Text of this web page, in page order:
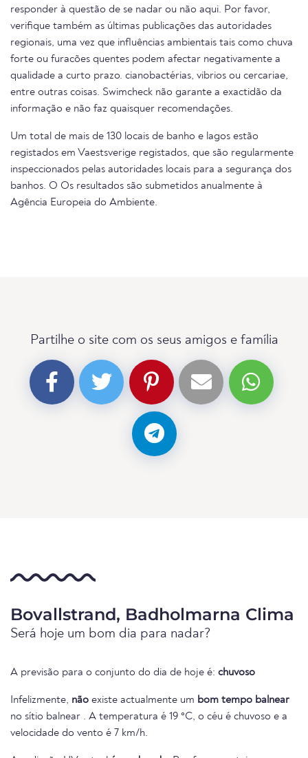
responder à questão de se nadar ou não aqui. Por favor,
verifique também as últimas publicações das autoridades
regionais, uma vez que influências ambientais tais como chuva
forte ou furacões quentes podem afectar negativamente a
qualidade a curto prazo. cianobactérias, vibrios ou cercariae,
entre outras coisas. Swimcheck não garante a exactidão da
informação e não faz quaisquer recomendações.
Um total de mais de 130 locais de banho e lagos estão
registados em Vaestsverige registados, que são regularmente
inspeccionados pelas autoridades locais para a segurança dos
banhos. O Os resultados são submetidos anualmente à
Agência Europeia do Ambiente.
Partilhe o site com os seus amigos e família
Bovallstrand, Badholmarna Clima
Será hoje um bom dia para nadar?
A previsão para o conjunto do dia de hoje é: chuvoso
Infelizmente, não existe actualmente um bom tempo balnear
no sítio balnear . A temperatura é 19 °C, o céu é chuvoso e a
velocidade do vento é 7 km/h.